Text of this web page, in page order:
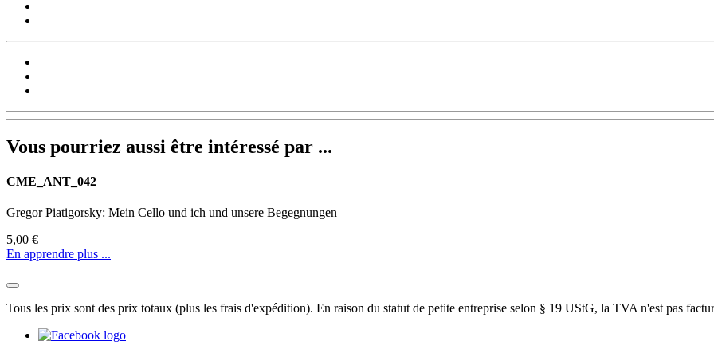
Vous pourriez aussi être intéressé par ...
CME_ANT_042
Gregor Piatigorsky: Mein Cello und ich und unsere Begegnungen
5,00 €
En apprendre plus ...
Tous les prix sont des prix totaux (plus les frais d'expédition). En raison du statut de petite entreprise selon § 19 UStG, la TVA n'est pas